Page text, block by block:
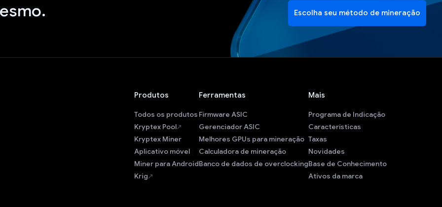
Escolha seu método de mineração
Produtos
Todos os produtos
Kryptex Pool
Kryptex Miner
Aplicativo móvel
Miner para Android
Krig
Ferramentas
Firmware ASIC
Gerenciador ASIC
Melhores GPUs para mineração
Calculadora de mineração
Banco de dados de overclocking
Mais
Programa de Indicação
Características
Taxas
Novidades
Base de Conhecimento
Ativos da marca